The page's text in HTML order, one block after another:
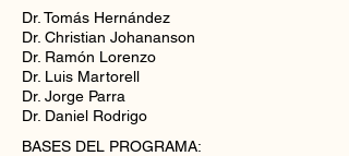
Dr. Tomás Hernández
Dr. Christian Johananson
Dr. Ramón Lorenzo
Dr. Luis Martorell
Dr. Jorge Parra
Dr. Daniel Rodrigo
BASES DEL PROGRAMA: